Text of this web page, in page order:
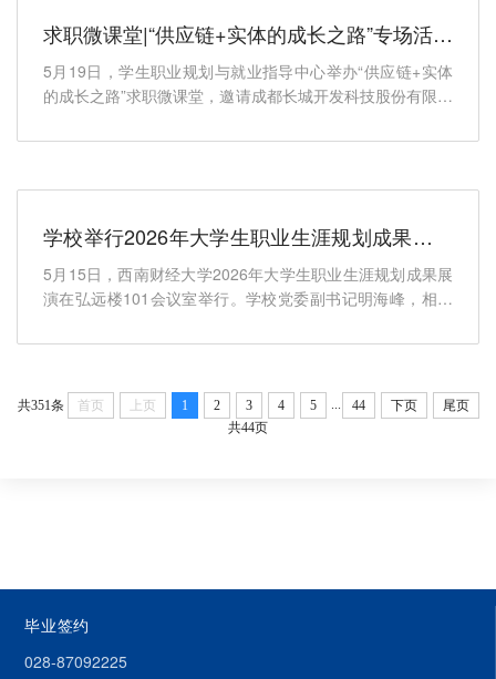
求职微课堂|“供应链+实体的成长之路”专场活动
成功举办
5月19日，学生职业规划与就业指导中心举办“供应链+实体
的成长之路”求职微课堂，邀请成都长城开发科技股份有限公
学校举行2026年大学生职业生涯规划成果展演
活动
5月15日，西南财经大学2026年大学生职业生涯规划成果展
演在弘远楼101会议室举行。学校党委副书记明海峰，相关
共351条 首页 上页 1 2 3 4 5 ... 44 下页
尾页
共44页
毕业签约
028-87092225